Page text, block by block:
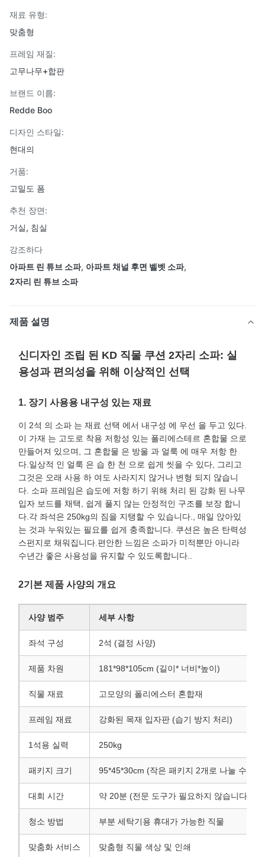
재료 유형:
맞춤형
프레임 재질:
고무나무+합판
브랜드 이름:
Redde Boo
디자인 스타일:
현대의
거품:
고밀도 폼
추천 장면:
거실, 침실
강조하다
아파트 린 튜브 소파, 아파트 채널 후면 벨벳 소파,
2자리 린 튜브 소파
제품 설명
신디자인 조립 된 KD 직물 쿠션 2자리 소파: 실
용성과 편의성을 위해 이상적인 선택
1. 장기 사용용 내구성 있는 재료
이 2석 의 소파 는 재료 선택 에서 내구성 에 우선 을 두고 있다.
이 가재 는 고도로 착용 저항성 있는 폴리에스테르 혼합물 으로
만들어져 있으며, 그 혼합물 은 방울 과 얼룩 에 매우 저항 한
다.일상적 인 얼룩 은 습 한 천 으로 쉽게 씻을 수 있다, 그리고
그것은 오래 사용 하 여도 사라지지 않거나 변형 되지 않습니
다. 소파 프레임은 습도에 저항 하기 위해 처리 된 강화 된 나무
입자 보드를 채택, 쉽게 풀지 않는 안정적인 구조를 보장 합니
다.각 좌석은 250kg의 짐을 지탱할 수 있습니다., 매일 앉아있
는 것과 누워있는 필요를 쉽게 충족합니다. 쿠션은 높은 탄력성
스펀지로 채워집니다.편안한 느낌은 소파가 미적뿐만 아니라
수년간 좋은 사용성을 유지할 수 있도록합니다..
2기본 제품 사양의 개요
사양 범주 세부 사항
좌석 구성 2석 (결정 사양)
제품 차원 181*98*105cm (길이* 너비*높이)
직물 재료 고모양의 폴리에스터 혼합재
프레임 재료 강화된 목재 입자판 (습기 방지 처리)
1석용 실력 250kg
패키지 크기 95*45*30cm (작은 패키지 2개로 나눌 수 있
대회 시간 약 20분 (전문 도구가 필요하지 않습니다)
청소 방법 부분 세탁기용 휴대가 가능한 직물
맞춤화 서비스 맞춤형 직물 색상 및 인쇄